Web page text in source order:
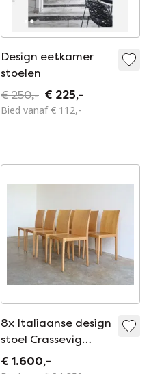
Design eetkamer
stoelen
€ 250,- € 225,-
Bied vanaf € 112,-
8x Italiaanse design
stoel Crassevig
Anna
€ 1.600,-